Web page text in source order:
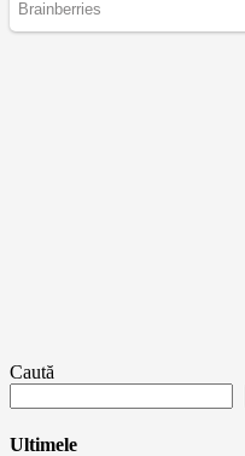
Caută
Ultimele